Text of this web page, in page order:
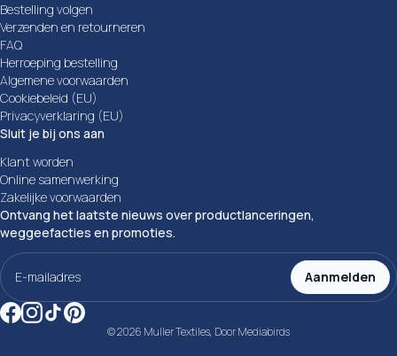
Bestelling volgen
Verzenden en retourneren
FAQ
Herroeping bestelling
Algemene voorwaarden
Cookiebeleid (EU)
Privacyverklaring (EU)
Sluit je bij ons aan
Klant worden
Online samenwerking
Zakelijke voorwaarden
Ontvang het laatste nieuws over productlanceringen,
weggeefacties en promoties.
E-
mailadres
(Vereist)
Aanmelden
© 2026 Muller Textiles, DoorMediabirds